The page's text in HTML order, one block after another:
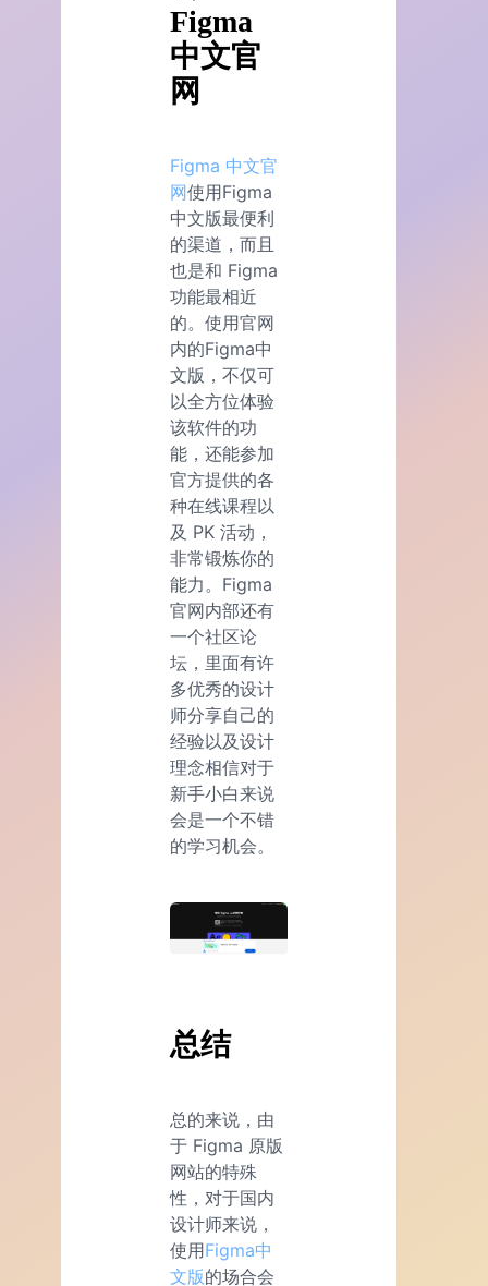
Figma
中文官
网
Figma 中文官
网使用Figma
中文版最便利
的渠道，而且
也是和 Figma
功能最相近
的。使用官网
内的Figma中
文版，不仅可
以全方位体验
该软件的功
能，还能参加
官方提供的各
种在线课程以
及 PK 活动，
非常锻炼你的
能力。Figma
官网内部还有
一个社区论
坛，里面有许
多优秀的设计
师分享自己的
经验以及设计
理念相信对于
新手小白来说
会是一个不错
的学习机会。
总结
总的来说，由
于 Figma 原版
网站的特殊
性，对于国内
设计师来说，
使用Figma中
文版的场合会